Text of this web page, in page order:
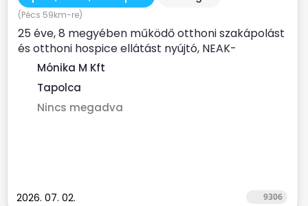
(Pécs 59km-re)
25 éve, 8 megyében működő otthoni szakápolást
és otthoni hospice ellátást nyújtó, NEAK-
finanszírozott...
Mónika M Kft
Tapolca
Nincs megadva
2026. 07. 02. 9306